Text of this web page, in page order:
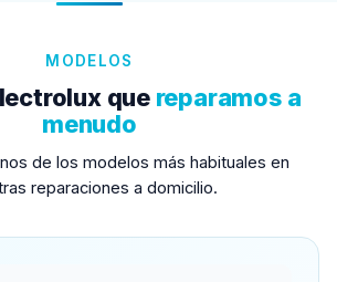
MODELOS
que reparamos a
menudo
de los modelos más habituales en
reparaciones a domicilio.